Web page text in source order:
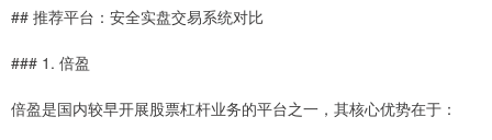
## 推荐平台：安全实盘交易系统对比
### 1. 倍盈
倍盈是国内较早开展股票杠杆业务的平台之一，其核心优势在于：